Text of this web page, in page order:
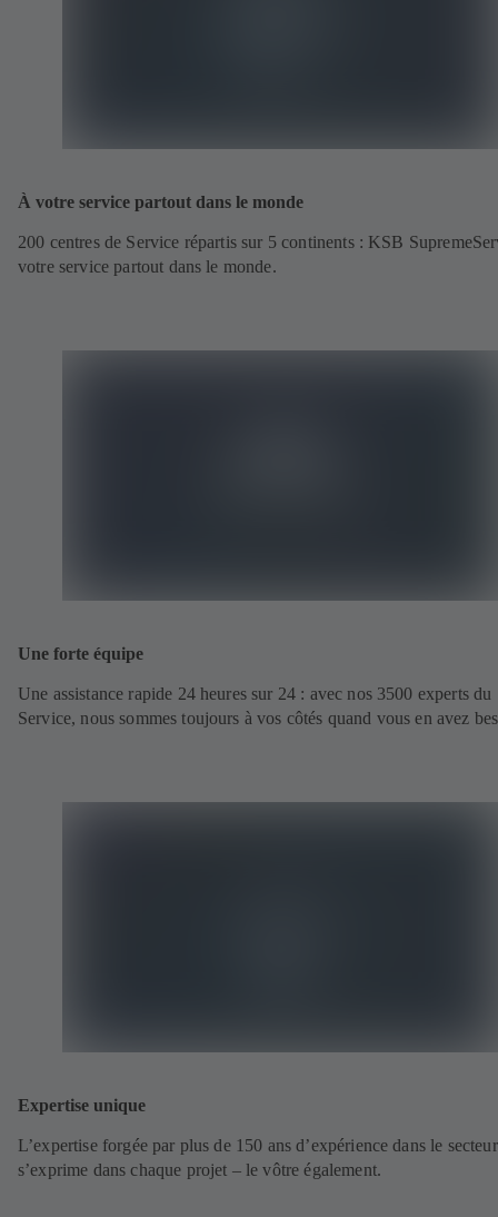
À votre service partout dans le monde
200 centres de Service répartis sur 5 continents : KSB
votre service partout dans le monde.
Une forte équipe
Une assistance rapide 24 heures sur 24 : avec nos 3500 experts du
Service, nous sommes toujours à vos côtés quand vous en avez
Expertise unique
L’expertise forgée par plus de 150 ans d’expérience dans le secteur
s’exprime dans chaque projet – le vôtre également.